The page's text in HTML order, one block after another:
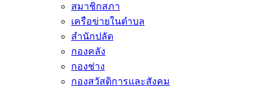
สมาชิกสภา
เครือข่ายในตำบล
สำนักปลัด
กองคลัง
กองช่าง
กองสวัสดิการและสังคม